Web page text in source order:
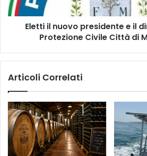
della
Protezione
Eletti il nuovo presidente e il
Protezione Civile Città di
Articoli Correlati